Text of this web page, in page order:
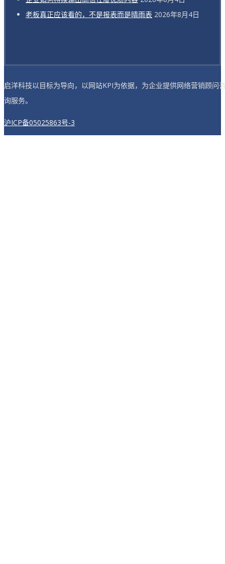
老板真正应该看的，不是报表而是晴雨表 2026年8月4日
启洋科技以目标为导向，以网站KPI为依据，为企业提供网络营销顾问
询服务。
沪ICP备05025863号-3